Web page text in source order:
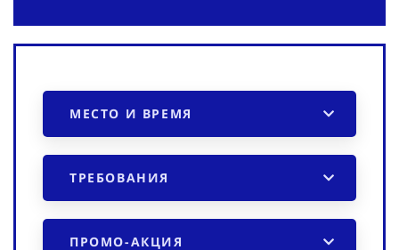
МЕСТО И ВРЕМЯ
ТРЕБОВАНИЯ
ПРОМО-АКЦИЯ